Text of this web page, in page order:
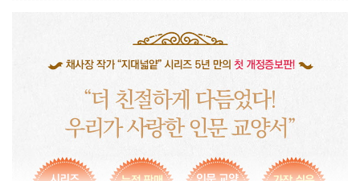
하기 때문이다. 독단적으로 지배하고자 하는 욕망을 지닌 자일수록,
부르주아가 왕을 거부하기 위해서는 왕의 권위를 정당화해주는 신
가를 찾아야 했다. 결론부터 말하자면, 부르주아는 인간의 ‘이성’으
● 생산수단 그리고 자본주의의 특성
역사를 설명하기 위한 핵심 개념 두 가지
● 원시 공산사회
어느 날 생산수단이 탄생했다